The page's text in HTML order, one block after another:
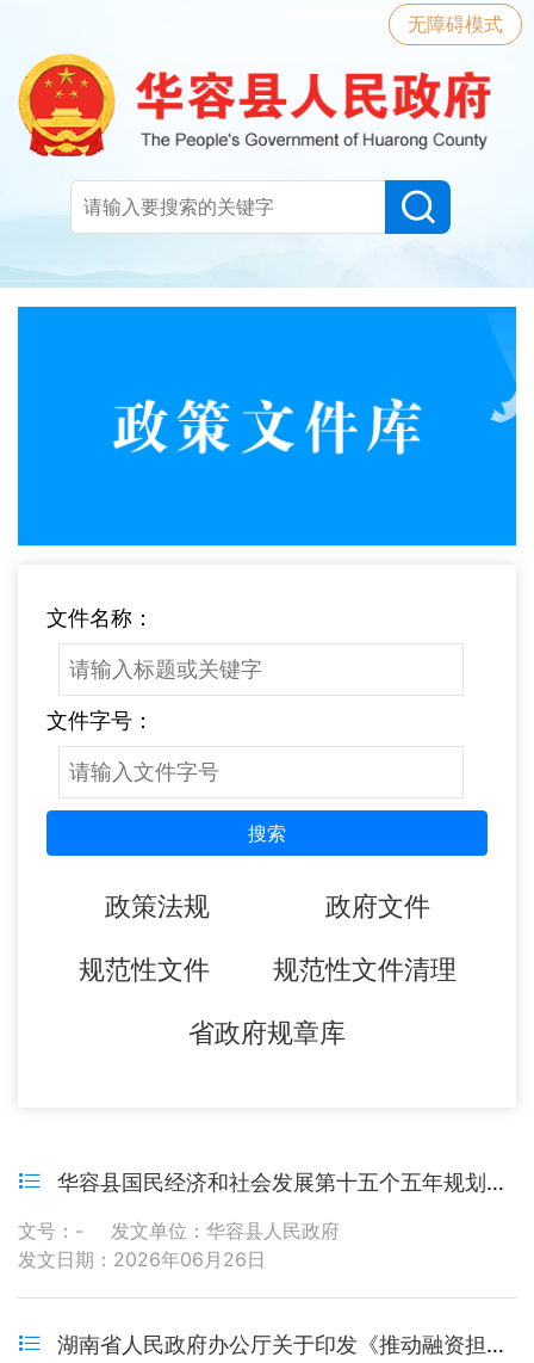
无障碍模式
文件名称：
文件字号：
搜索
政策法规 政府文件
规范性文件 规范性文件清理
省政府规章库
华容县国民经济和社会发展第十五个五年规划纲要
文号：-
发文单位：华容县人民政府
发文日期：2026年06月26日
湖南省人民政府办公厅关于印发《推动融资担保行业高质量发展的实施方案》的通知